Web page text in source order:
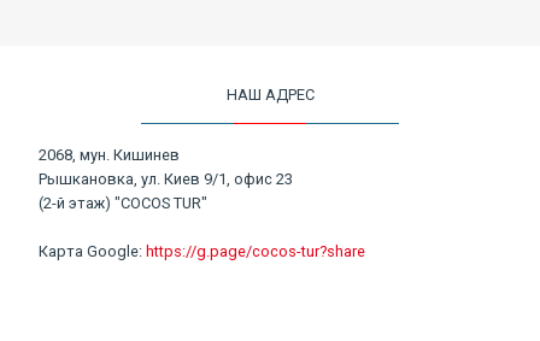
НАШ АДРЕС
2068, мун. Кишинев
Рышкановка, ул. Киев 9/1, офис 23
(2-й этаж) "COCOS TUR"
Карта Google: https://g.page/cocos-tur?share